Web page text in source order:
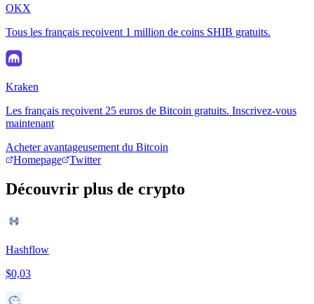
OKX
Tous les français reçoivent 1 million de coins SHIB gratuits.
Kraken
Les français reçoivent 25 euros de Bitcoin gratuits. Inscrivez-vous
maintenant
Acheter avantageusement du Bitcoin
Homepage
Twitter
Découvrir plus de crypto
Hashflow
$0,03